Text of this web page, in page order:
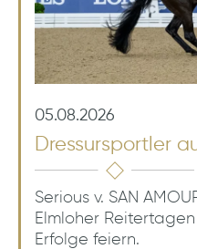
05.08.2026
Dressursportler
Serious v. SAN
Elmloher
Erfolge feiern.